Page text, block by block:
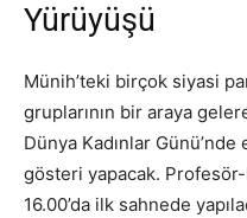
Yürüyüşü
Münih’teki birçok siyasi
gruplarının bir araya
Dünya Kadınlar
gösteri yapacak. Profesör-
16.00’da ilk sahnede